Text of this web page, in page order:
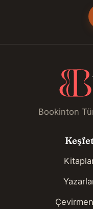
Bookinton